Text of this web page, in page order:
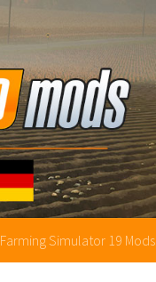
Farming Simulator 19 Mods